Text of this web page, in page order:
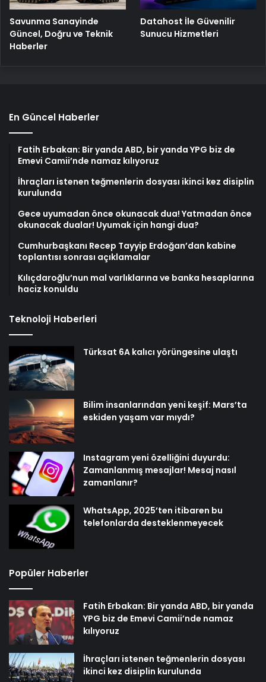
Savunma Sanayinde
Güncel, Doğru ve Teknik
Haberler
Datahost İle Güvenilir
Sunucu Hizmetleri
En Güncel Haberler
Fatih Erbakan: Bir yanda ABD, bir yanda YPG biz de
Emevi Camii’nde namaz kılıyoruz
İhraçları istenen teğmenlerin dosyası ikinci kez disiplin
kurulunda
Gece uyumadan önce okunacak dua! Yatmadan önce
okunacak dualar! Uyumak için hangi dua?
Cumhurbaşkanı Recep Tayyip Erdoğan’dan kabine
toplantısı sonrası açıklamalar
Kılıçdaroğlu’nun mal varlıklarına ve banka hesaplarına
haciz konuldu
Teknoloji Haberleri
Türksat 6A kalıcı yörüngesine ulaştı
Bilim insanlarından yeni keşif: Mars’ta
eskiden yaşam var mıydı?
Instagram yeni özelliğini duyurdu:
Zamanlanmış mesajlar! Mesaj nasıl
zamanlanır?
WhatsApp, 2025’ten itibaren bu
telefonlarda desteklenmeyecek
Popüler Haberler
Fatih Erbakan: Bir yanda ABD, bir yanda
YPG biz de Emevi Camii’nde namaz
kılıyoruz
İhraçları istenen teğmenlerin dosyası
ikinci kez disiplin kurulunda